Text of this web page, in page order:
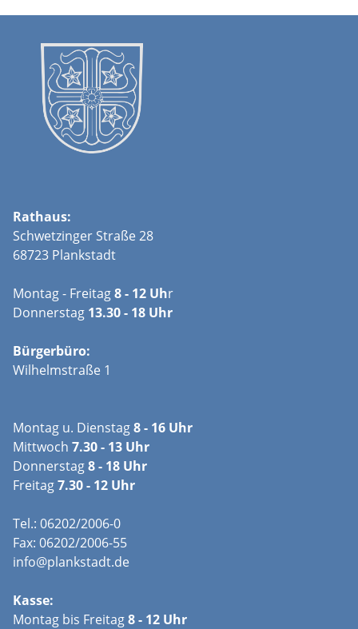
Rathaus:
Schwetzinger Straße 28
68723 Plankstadt
Montag - Freitag8 - 12 Uhr
Donnerstag 13.30 - 18 Uhr
Bürgerbüro:
Wilhelmstraße 1
Montag u. Dienstag8 - 16 Uhr
Mittwoch 7.30 - 13 Uhr
Donnerstag8 - 18 Uhr
Freitag7.30 - 12 Uhr
Tel.: 06202/2006-0
Fax: 06202/2006-55
info@plankstadt.de
Kasse:
Montag bis Freitag8 - 12 Uhr